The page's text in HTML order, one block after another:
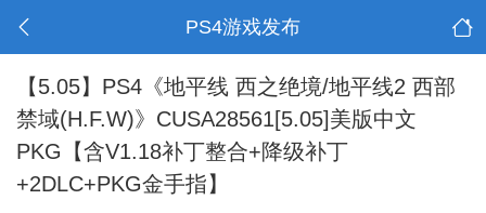
PS4游戏发布
【5.05】PS4《地平线 西之绝境/地平线2 西部
禁域(H.F.W)》CUSA28561[5.05]美版中文
PKG【含V1.18补丁整合+降级补丁
+2DLC+PKG金手指】